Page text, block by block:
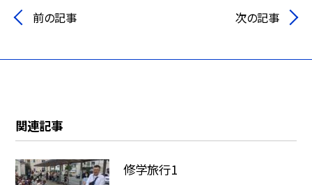
前の記事 次の記事
関連記事
修学旅行1